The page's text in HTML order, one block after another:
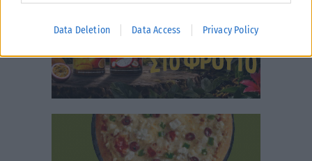
Data Deletion Data Access Privacy Policy